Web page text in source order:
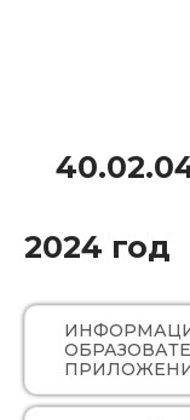
2024 год